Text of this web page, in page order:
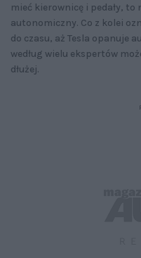
mieć kierownicę i pedały,
autonomiczny. Co z kolei
do czasu, aż Tesla opanuje
według wielu ekspertów
dłużej.